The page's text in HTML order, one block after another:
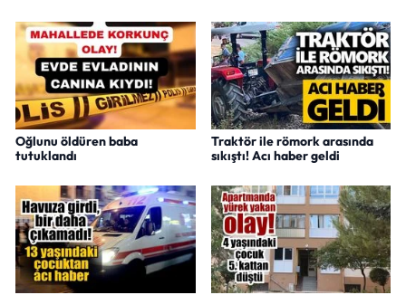
Oğlunu öldüren baba
tutuklandı
Traktör ile römork arasında
sıkıştı! Acı haber geldi